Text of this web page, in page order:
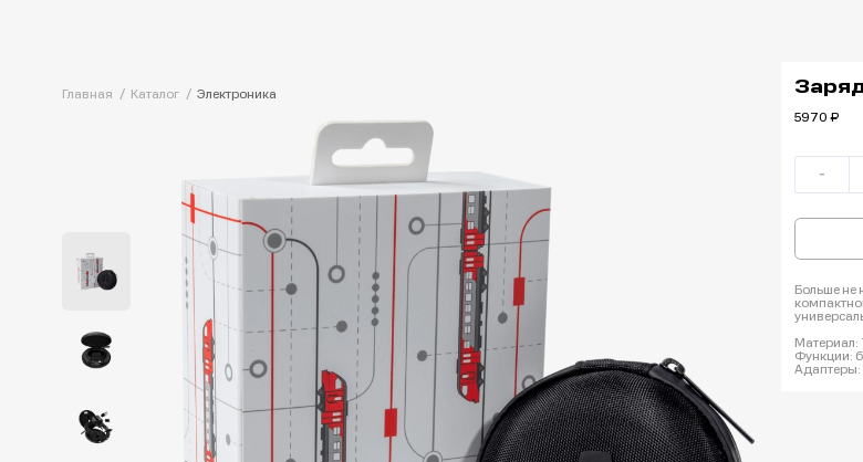
Главная Каталог Электроника
5970₽
Больше не
Материал:
Функции:
Адаптеры: